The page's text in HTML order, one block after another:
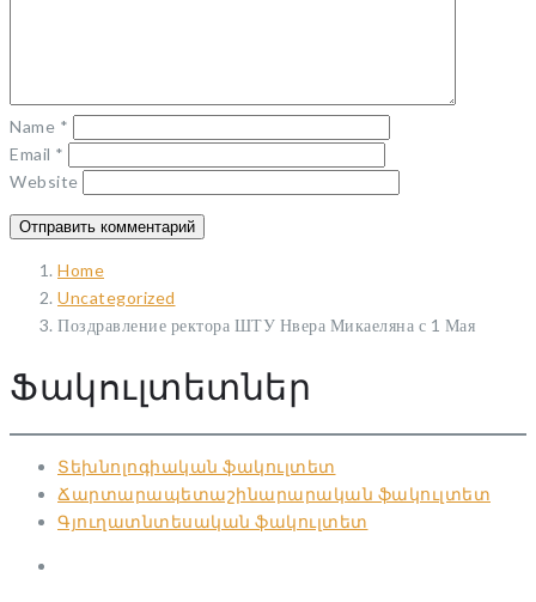
Name *
Email *
Website
Home
Uncategorized
Поздравление ректора ШТУ Нвера Микаеляна с 1 Мая
Ֆակուլտետներ
Տեխնոլոգիական ֆակուլտետ
Ճարտարապետաշինարարական ֆակուլտետ
Գյուղատնտեսական ֆակուլտետ